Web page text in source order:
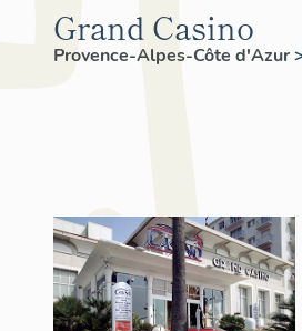
Grand Casino
Provence-Alpes-Côte d'Azur